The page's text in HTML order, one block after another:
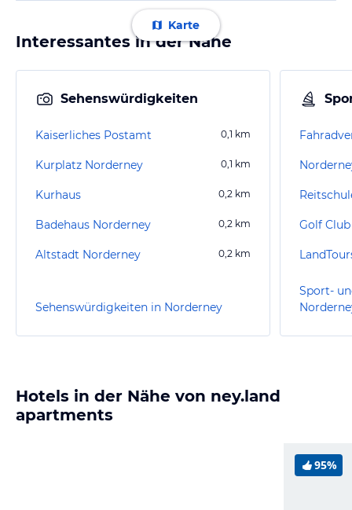
Karte
Interessantes in der Nähe
Sehenswürdigkeiten
Kaiserliches Postamt 0,1 km
Kurplatz Norderney 0,1 km
Kurhaus 0,2 km
Badehaus Norderney 0,2 km
Altstadt Norderney 0,2 km
Sehenswürdigkeiten in Norderney
Golf
Sport-
Hotels in der Nähe von ney.land
apartments
95%